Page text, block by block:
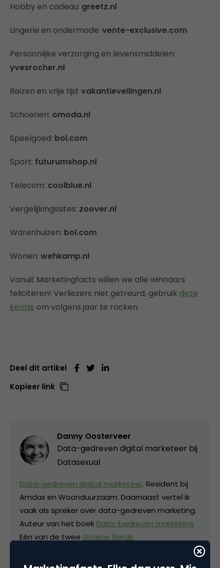
Hobby en cadeau: greetz.nl
Lingerie en ondermode: vente-exclusive.com
Persoonlijke verzorging en levensmiddelen:
yvesrocher.nl
Reizen en vrije tijd: vakantieveilingen.nl
Schoenen: omoda.nl
Speelgoed: bol.com
Sport: futurumshop.nl
Telecom: coolblue.nl
Vergelijkingssites: zoover.nl
Warenhuizen: bol.com
Wonen: wehkamp.nl
Vanuit Marketingfacts willen we alle winnaars
feliciteren! Verliezers niet getreurd, gebruik deze
kennis om volgens jaar te rocken.
Deel dit artikel
Kopieer link
Danny Oosterveer
Data-gedreven digital marketeer bij
Datasexual
Data-gedreven digital marketeer. Resident bij
Amdax en Woonduurzaam. Daarnaast vertel ik
vaak als spreker over data-gedreven marketing.
Auteur van het boek Data-bedreven marketing.
Eén van de twee Groene Nerds.